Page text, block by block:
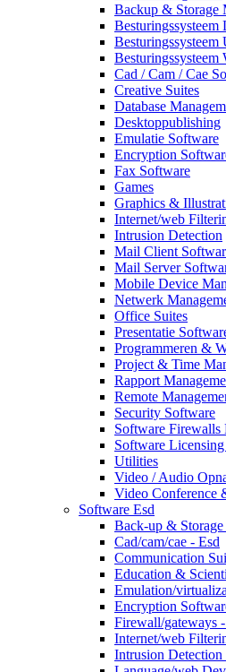
Backup & Storage
Besturingssysteem
Besturingssysteem
Besturingssysteem
Cad / Cam / Cae
Creative Suites
Database
Desktoppublishing
Emulatie Software
Encryption
Fax Software
Games
Graphics &
Internet/web
Intrusion Detection
Mail Client
Mail Server
Mobile Device
Netwerk
Office Suites
Presentatie
Programmeren &
Project & Time
Rapport
Remote
Security Software
Software Firewalls
Software
Utilities
Video / Audio
Video Conference
Software Esd
Back-up &
Cad/cam/cae - Esd
Communication
Education &
Emulation/
Encryption
Firewall/gateways
Internet/web
Intrusion Detection